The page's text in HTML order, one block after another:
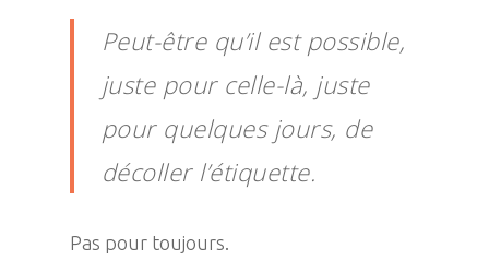
Peut-être qu’il est possible,
juste pour celle-là, juste
pour quelques jours, de
décoller l’étiquette.
Pas pour toujours.